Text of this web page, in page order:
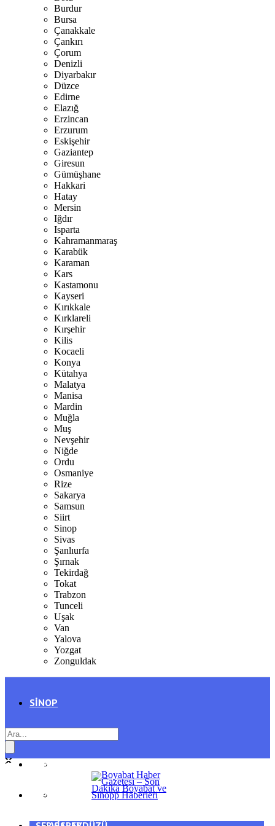
Burdur
Bursa
Çanakkale
Çankırı
Çorum
Denizli
Diyarbakır
Düzce
Edirne
Elazığ
Erzincan
Erzurum
Eskişehir
Gaziantep
Giresun
Gümüşhane
Hakkari
Hatay
Mersin
Iğdır
Isparta
Kahramanmaraş
Karabük
Karaman
Kars
Kastamonu
Kayseri
Kırıkkale
Kırklareli
Kırşehir
Kilis
Kocaeli
Konya
Kütahya
Malatya
Manisa
Mardin
Muğla
Muş
Nevşehir
Niğde
Ordu
Osmaniye
Rize
Sakarya
Samsun
Siirt
Sinop
Sivas
Şanlıurfa
Şırnak
Tekirdağ
Tokat
Trabzon
Tunceli
Uşak
Van
Yalova
Yozgat
Zonguldak
SINOP
AYANCIK
GENEL
SPOR